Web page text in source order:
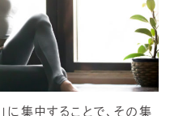
に集中することで、その集